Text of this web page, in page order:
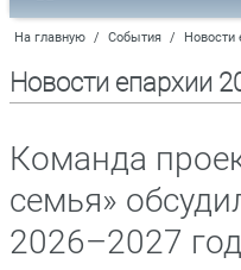
На главную / События / Новости
Новости епархии
Команда
семья»
2026–2027